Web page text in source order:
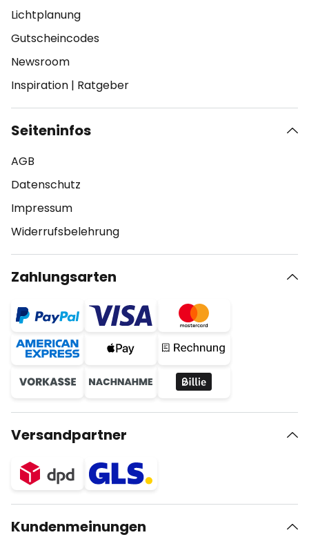
Lichtplanung
Gutscheincodes
Newsroom
Inspiration | Ratgeber
Seiteninfos
AGB
Datenschutz
Impressum
Widerrufsbelehrung
Zahlungsarten
Versandpartner
Kundenmeinungen